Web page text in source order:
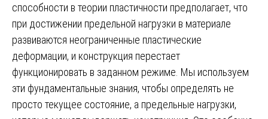
способности в теории пластичности предполагает, что
при достижении предельной нагрузки в материале
развиваются неограниченные пластические
деформации, и конструкция перестает
функционировать в заданном режиме. Мы используем
эти фундаментальные знания, чтобы определять не
просто текущее состояние, а предельные нагрузки,